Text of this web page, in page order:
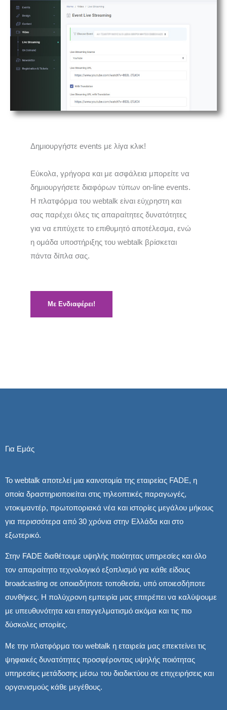
Δημιουργήστε events με λίγα κλικ!
Εύκολα, γρήγορα και με ασφάλεια μπορείτε να
δημιουργήσετε διαφόρων τύπων on-line events.
Η πλατφόρμα του webtalk είναι εύχρηστη και
σας παρέχει όλες τις απαραίτητες δυνατότητες
για να επιτύχετε το επιθυμητό αποτέλεσμα, ενώ
η ομάδα υποστήριξης του webtalk βρίσκεται
πάντα δίπλα σας.
Με Ενδιαφέρει!
Για Εμάς
Το webtalk αποτελεί μια καινοτομία της εταιρείας FADE, η
οποία δραστηριοποιείται στις τηλεοπτικές παραγωγές,
ντοκιμαντέρ, πρωτοποριακά νέα και ιστορίες μεγάλου μήκους
για περισσότερα από 30 χρόνια στην Ελλάδα και στο
εξωτερικό.
Στην FADE διαθέτουμε υψηλής ποιότητας υπηρεσίες και όλο
τον απαραίτητο τεχνολογικό εξοπλισμό για κάθε είδους
broadcasting σε οποιαδήποτε τοποθεσία, υπό οποιεσδήποτε
συνθήκες. Η πολύχρονη εμπειρία μας επιτρέπει να καλύψουμε
με υπευθυνότητα και επαγγελματισμό ακόμα και τις πιο
δύσκολες ιστορίες.
Με την πλατφόρμα του webtalk η εταιρεία μας επεκτείνει τις
ψηφιακές δυνατότητες προσφέροντας υψηλής ποιότητας
υπηρεσίες μετάδοσης μέσω του διαδικτύου σε επιχειρήσεις και
οργανισμούς κάθε μεγέθους.